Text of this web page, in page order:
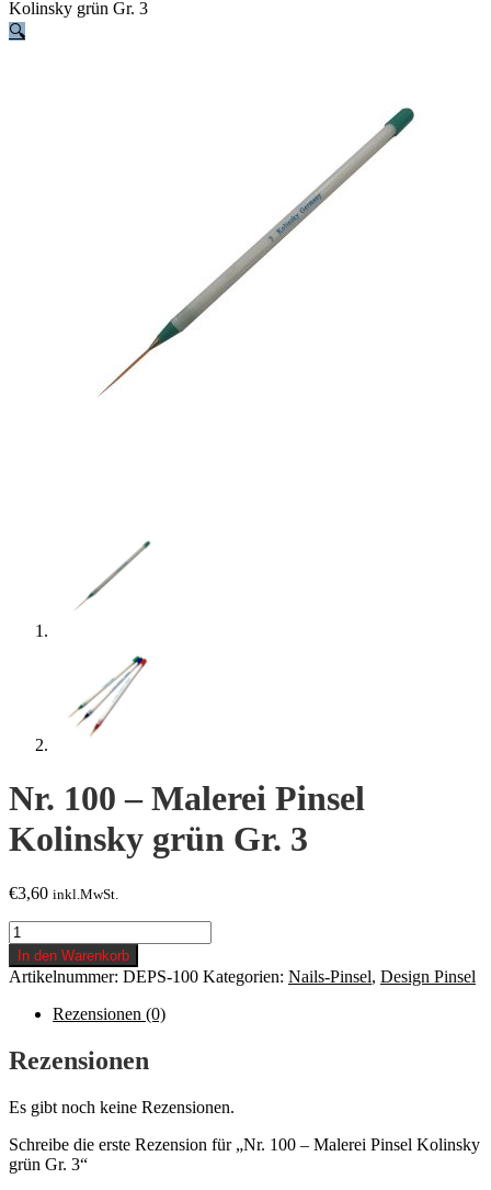
Kolinsky grün Gr. 3
🔍
Nr. 100 – Malerei Pinsel
Kolinsky grün Gr. 3
€3,60 inkl.MwSt.
Nr.
100
-
Malerei
Pinsel
Kolinsky
grün
Gr.
Menge
In den Warenkorb
Artikelnummer: DEPS-100 Kategorien: Nails-Pinsel, Design Pinsel
Rezensionen (0)
Rezensionen
Es gibt noch keine Rezensionen.
Schreibe die erste Rezension für „Nr. 100 – Malerei Pinsel Kolinsky
grün Gr. 3“